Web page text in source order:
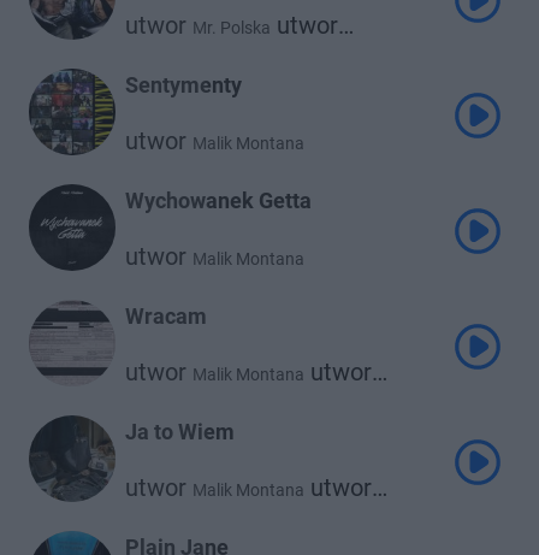
utwor Mr. Polska utwor
Sentymenty
utwor Malik Montana
Wychowanek Getta
utwor Malik Montana
Wracam
utwor Malik Montana utwor
Ja to Wiem
utwor Malik Montana utwor
Plain Jane